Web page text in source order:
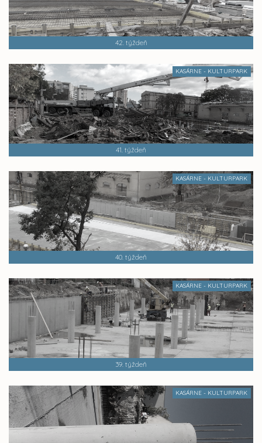
42. týždeň
KASÁRNE - KULTURPARK
41. týždeň
KASÁRNE - KULTURPARK
40. týždeň
KASÁRNE - KULTURPARK
39. týždeň
KASÁRNE - KULTURPARK